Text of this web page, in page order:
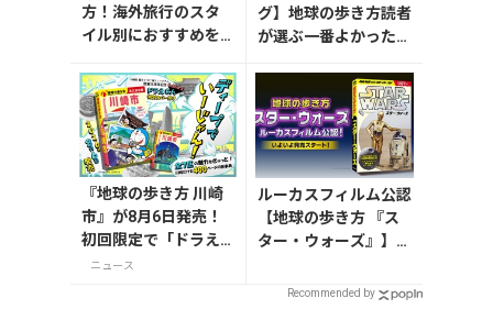
方！海外旅行のスタ
イル別におすすめを
グ】地球の歩き方読者
が選ぶ一番よかった世
『地球の歩き方 川崎
市』が8月6日発売！
初回限定で「ドラえ
もん」描き下ろし特
ニュース
ルーカスフィルム公認
【地球の歩き方 『ス
ター・ウォーズ』】が
定版はホログラム仕様
Recommended by